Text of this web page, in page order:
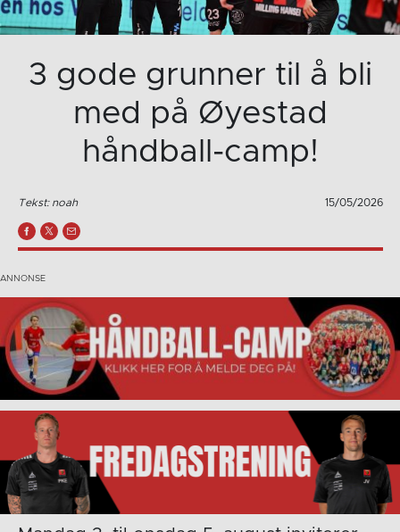
3 gode grunner til å bli
med på Øyestad
håndball-camp!
Tekst: noah 15/05/2026